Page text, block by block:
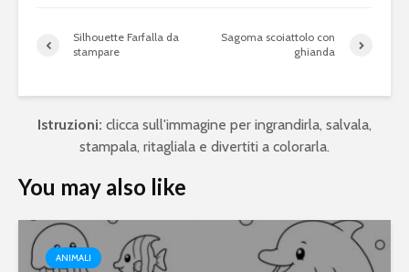
Silhouette Farfalla da
stampare
Sagoma scoiattolo con
ghianda
Istruzioni: clicca sull'immagine per ingrandirla, salvala,
stampala, ritagliala e divertiti a colorarla.
You may also like
ANIMALI